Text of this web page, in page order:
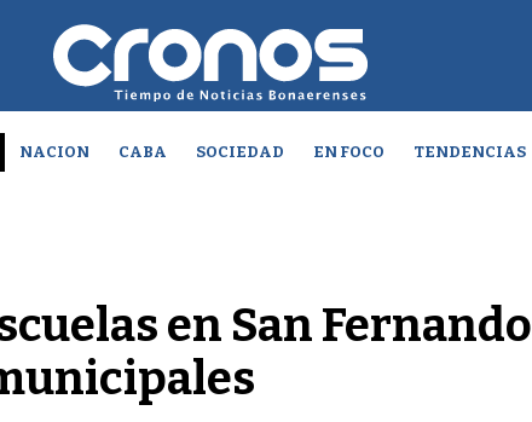
NACION CABA SOCIEDAD EN FOCO TENDENCIAS
en San Fernando